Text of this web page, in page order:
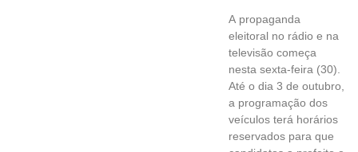
A propaganda
eleitoral no rádio e na
televisão começa
nesta sexta-feira (30).
Até o dia 3 de outubro,
a programação dos
veículos terá horários
reservados para que